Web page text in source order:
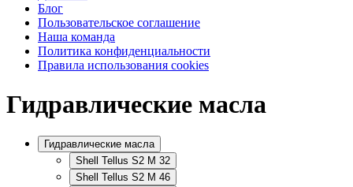
Блог
Пользовательское соглашение
Наша команда
Политика конфиденциальности
Правила использования cookies
Гидравлические масла
Гидравлические масла
Shell Tellus S2 M 32
Shell Tellus S2 M 46